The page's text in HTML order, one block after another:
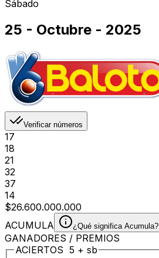
Sábado
25 - Octubre - 2025
Verificar números
17
18
21
32
37
14
$26.600.000.000
ACUMULA
¿Qué significa Acumula?
GANADORES / PREMIOS
ACIERTOS 5 + sb